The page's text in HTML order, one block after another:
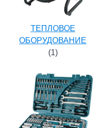
ТЕПЛОВОЕ
ОБОРУДОВАНИЕ
(1)